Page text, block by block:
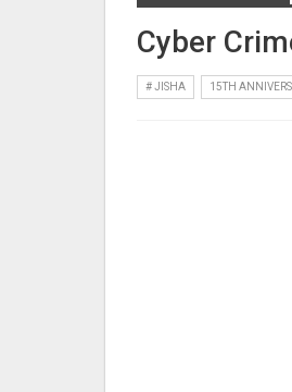
Cyber
# JISHA 15TH